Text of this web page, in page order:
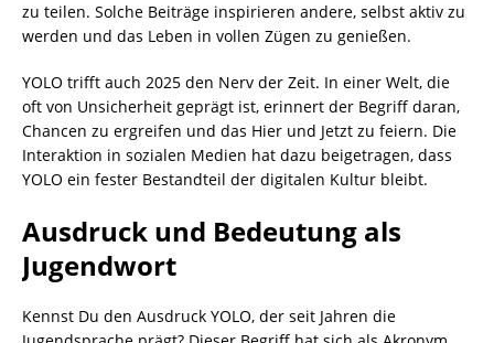
zu teilen. Solche Beiträge inspirieren andere, selbst aktiv zu
werden und das Leben in vollen Zügen zu genießen.
YOLO trifft auch 2025 den Nerv der Zeit. In einer Welt, die
oft von Unsicherheit geprägt ist, erinnert der Begriff daran,
Chancen zu ergreifen und das Hier und Jetzt zu feiern. Die
Interaktion in sozialen Medien hat dazu beigetragen, dass
YOLO ein fester Bestandteil der digitalen Kultur bleibt.
Ausdruck und Bedeutung als
Jugendwort
Kennst Du den Ausdruck YOLO, der seit Jahren die